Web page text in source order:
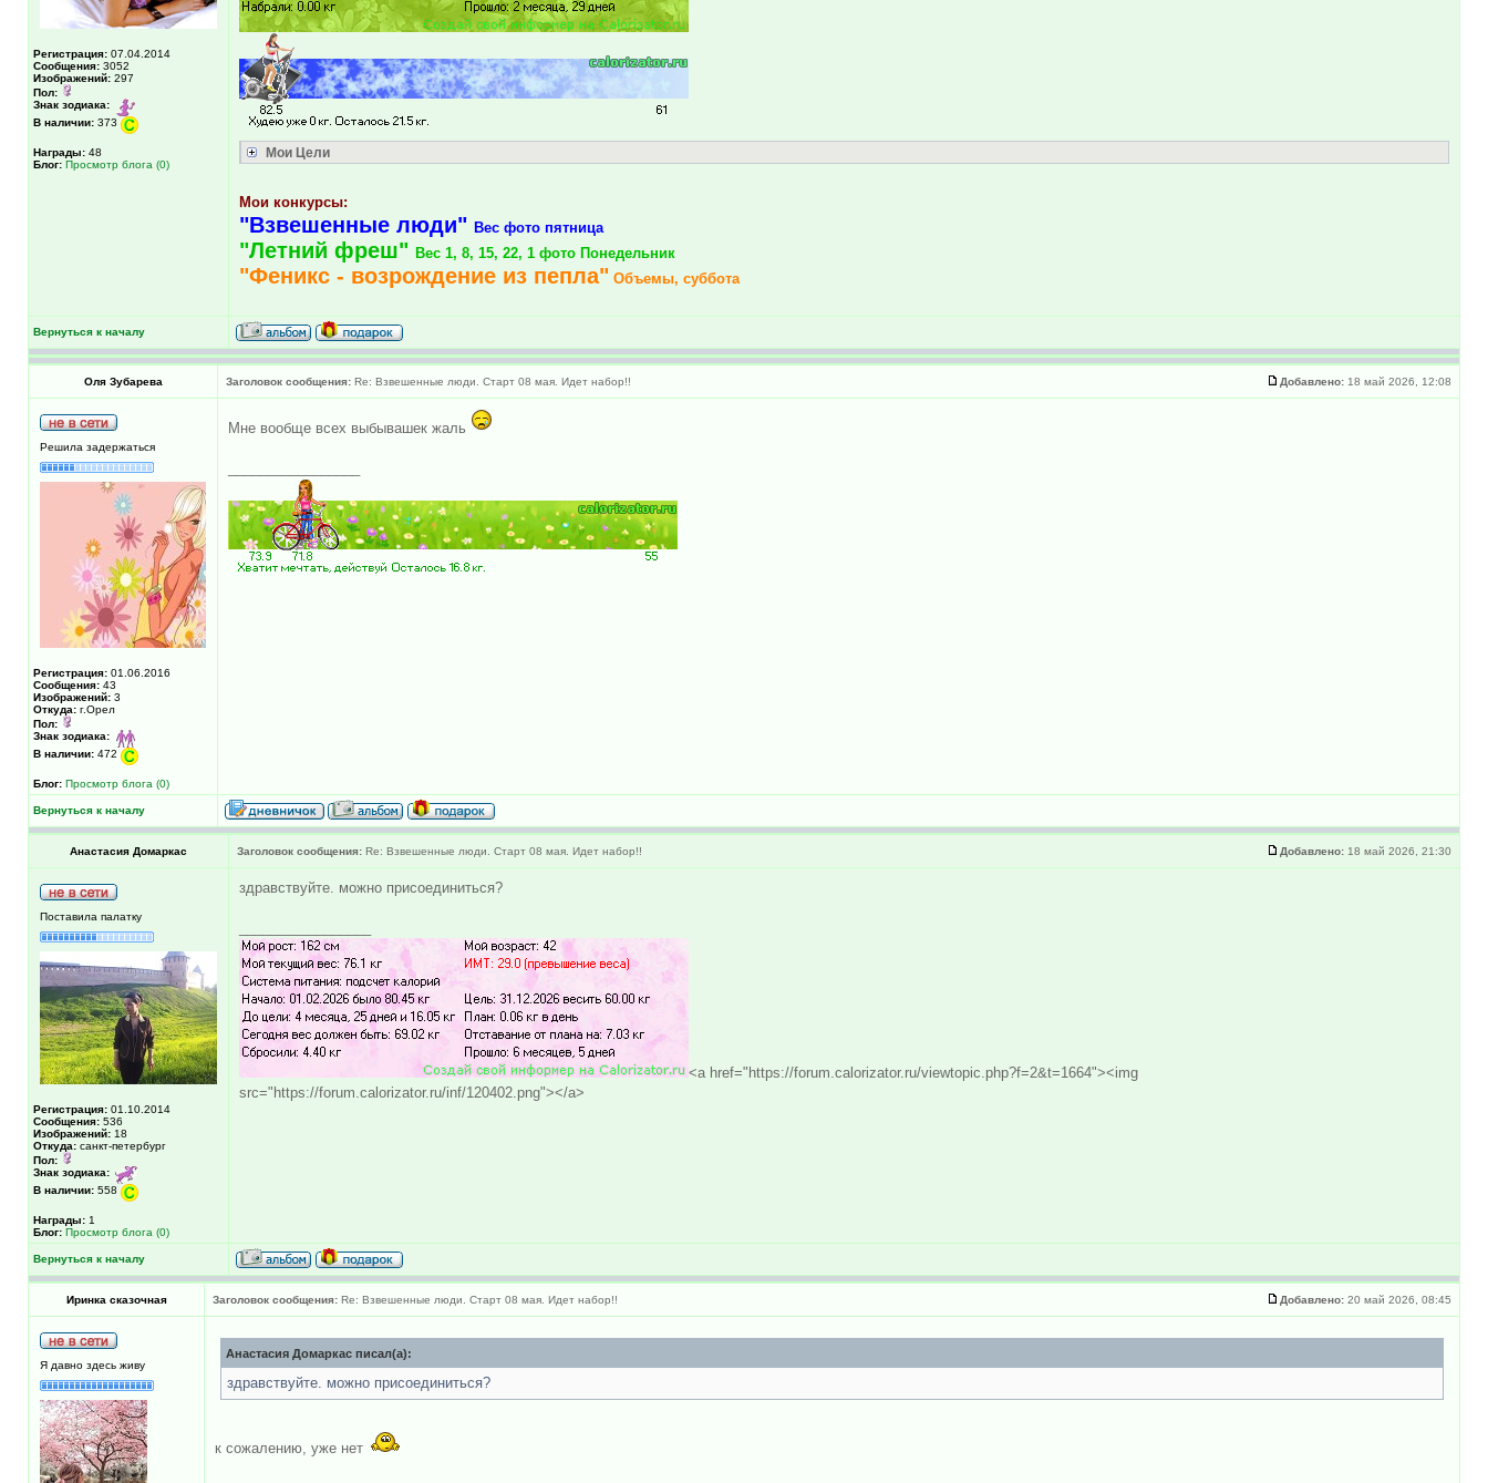
Регистрация: 07.04.2014
Сообщения: 3052
Изображений: 297
Пол:
Знак зодиака:
В наличии: 373
Награды: 48
Блог: Просмотр блога (0)
Мои Цели
Мои конкурсы:
"Взвешенные люди" Вес фото пятница
"Летний фреш" Вес 1, 8, 15, 22, 1 фото Понедельник
"Феникс - возрождение из пепла" Объемы, суббота
Вернуться к началу
Оля Зубарева Заголовок сообщения: Re: Взвешенные люди. Старт 08 мая. Идет набор!! Добавлено: 18 май 2026, 12:08
Решила задержаться
Регистрация: 01.06.2016
Сообщения: 43
Изображений: 3
Откуда: г.Орел
Пол:
Знак зодиака:
В наличии: 472
Блог: Просмотр блога (0)
Мне вообще всех выбывашек жаль
Вернуться к началу
Анастасия Домаркас Заголовок сообщения: Re: Взвешенные люди. Старт 08 мая. Идет набор!! Добавлено: 18 май 2026, 21:30
Поставила палатку
Регистрация: 01.10.2014
Сообщения: 536
Изображений: 18
Откуда: санкт-петербург
Пол:
Знак зодиака:
В наличии: 558
Награды: 1
Блог: Просмотр блога (0)
здравствуйте. можно присоединиться?
<a href="https://forum.calorizator.ru/viewtopic.php?f=2&t=1664"><img
src="https://forum.calorizator.ru/inf/120402.png"></a>
Вернуться к началу
Иринка сказочная Заголовок сообщения: Re: Взвешенные люди. Старт 08 мая. Идет набор!! Добавлено: 20 май 2026, 08:45
Я давно здесь живу
Анастасия Домаркас писал(а):
здравствуйте. можно присоединиться?
к сожалению, уже нет